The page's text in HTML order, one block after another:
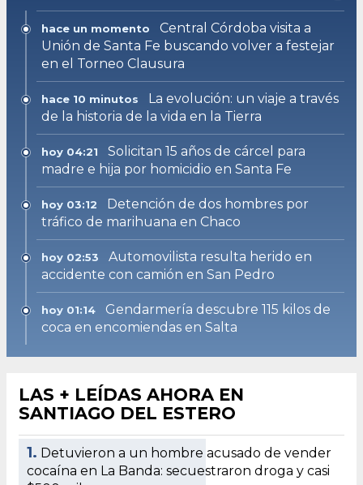
hace un momento
Central Córdoba visita a
Unión de Santa Fe buscando volver a festejar
en el Torneo Clausura
hace 10 minutos
La evolución: un viaje a través
de la historia de la vida en la Tierra
hoy 04:21
Solicitan 15 años de cárcel para
madre e hija por homicidio en Santa Fe
hoy 03:12
Detención de dos hombres por
tráfico de marihuana en Chaco
hoy 02:53
Automovilista resulta herido en
accidente con camión en San Pedro
hoy 01:14
Gendarmería descubre 115 kilos de
coca en encomiendas en Salta
LAS + LEÍDAS AHORA EN
SANTIAGO DEL ESTERO
1. Detuvieron a un hombre acusado de vender
cocaína en La Banda: secuestraron droga y casi